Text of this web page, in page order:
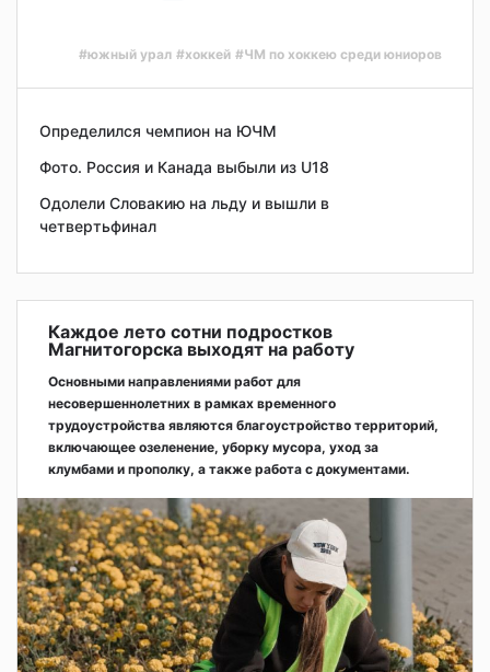
#южный урал #хоккей #ЧМ по хоккею среди юниоров
Определился чемпион на ЮЧМ
Фото. Россия и Канада выбыли из U18
Одолели Словакию на льду и вышли в
четвертьфинал
Каждое лето сотни подростков
Магнитогорска выходят на работу
Основными направлениями работ для
несовершеннолетних в рамках временного
трудоустройства являются благоустройство территорий,
включающее озеленение, уборку мусора, уход за
клумбами и прополку, а также работа с документами.